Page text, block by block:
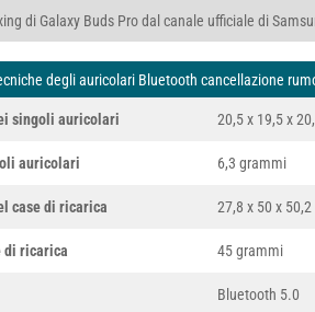
di Galaxy Buds Pro dal canale ufficiale di
singoli auricolari 20,5 x 19,5 x
auricolari 6,3 grammi
case di ricarica 27,8 x 50 x
di ricarica 45 grammi
Bluetooth 5.0
degli auricolari Bluetooth cancellazione